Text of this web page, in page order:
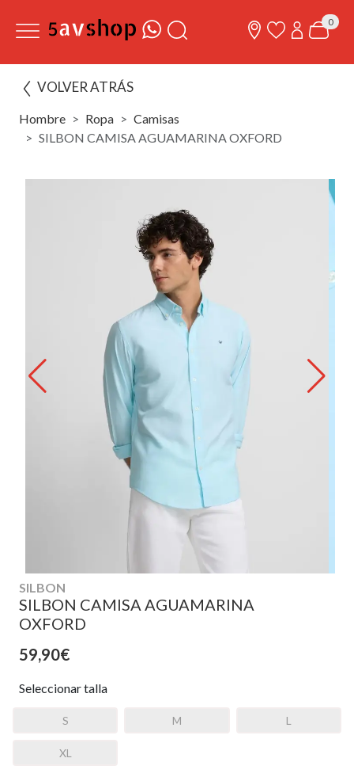
0
VOLVER ATRÁS
Hombre Ropa
Camisas
SILBON CAMISA AGUAMARINA OXFORD
SILBON
SILBON CAMISA AGUAMARINA
OXFORD
59,90€
Seleccionar talla
S M L
XL